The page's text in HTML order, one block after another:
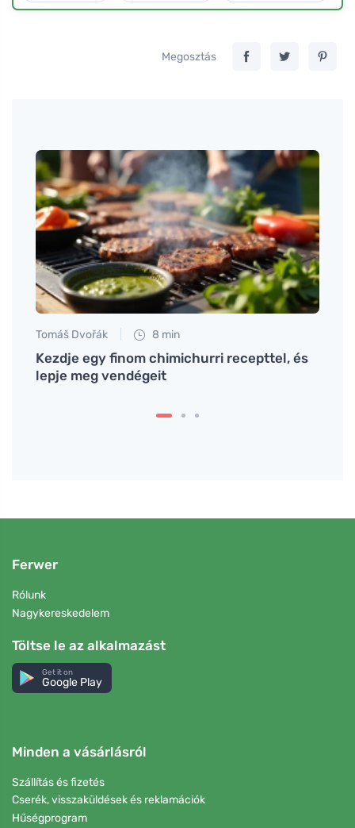
Megosztás
Tomáš Dvořák 8 min
Kezdje egy finom chimichurri recepttel, és
lepje meg vendégeit
Ferwer
Rólunk
Nagykereskedelem
Töltse le az alkalmazást
Get it on
Google Play
Minden a vásárlásról
Szállítás és fizetés
Cserék, visszaküldések és reklamációk
Hűségprogram